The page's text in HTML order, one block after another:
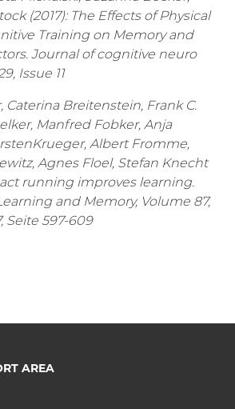
(2017): The Effects of Physical
Training on Memory and
Journal of cognitive neuro
Issue 11
Breitenstein, Frank C.
Manfred Fobker, Anja
Albert Fromme,
Agnes Floel, Stefan Knecht
running improves learning.
and Memory, Volume 87,
Seite 597-609
AREA